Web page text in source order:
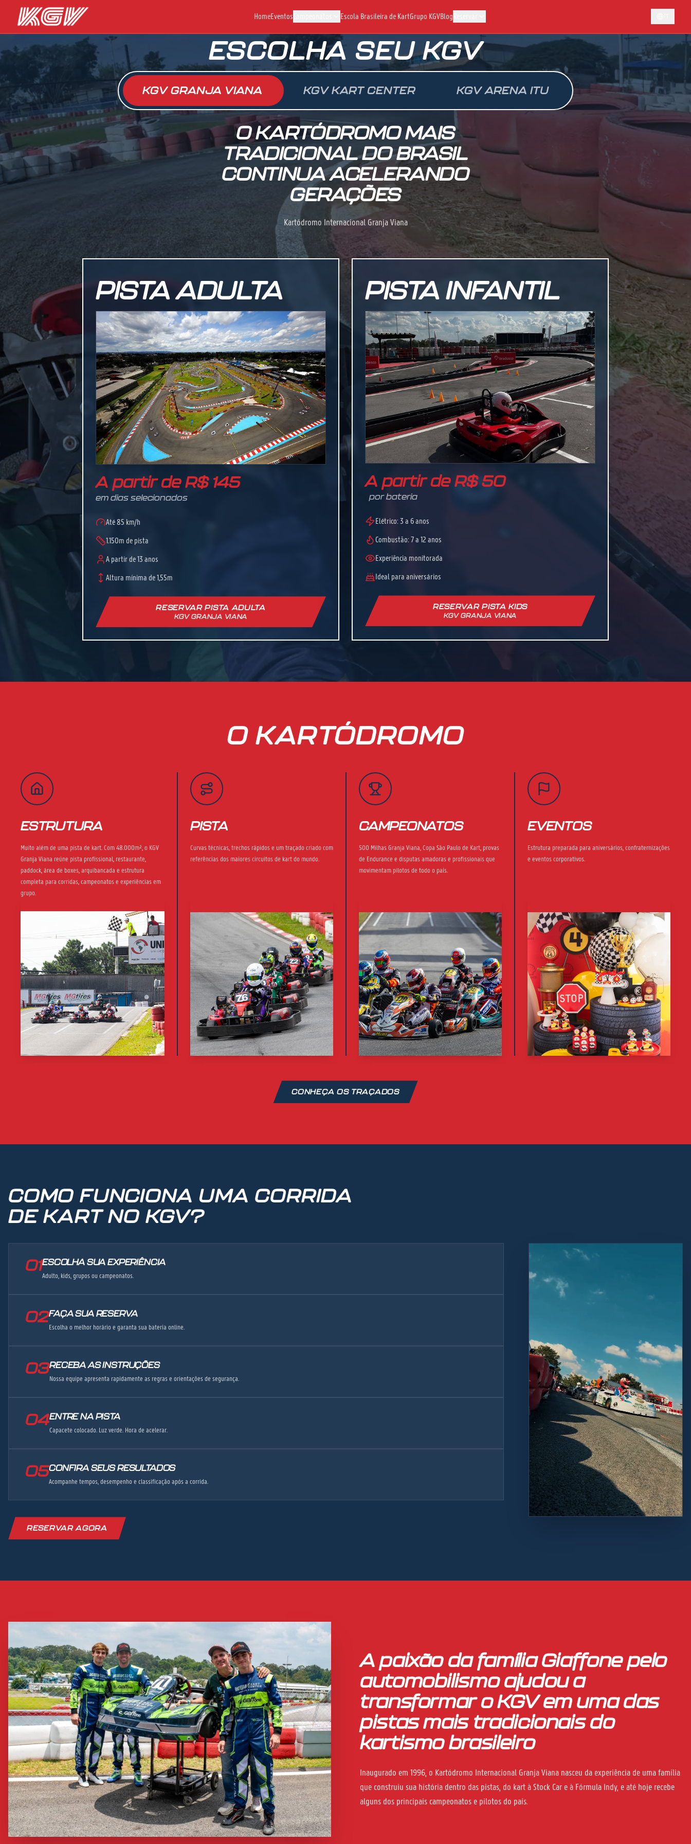
HomeEventos Escola Brasileira de KartGrupo KGVBlog
ESCOLHA SEU KGV
KGV GRANJA VIANA KGV KART CENTER KGV ARENA ITU
O KARTÓDROMO MAIS
TRADICIONAL DO BRASIL
CONTINUA ACELERANDO
GERAÇÕES
Kartódromo Internacional Granja Viana
PISTA ADULTA
A partir de R$ 145
em dias selecionados
Até 85 km/h
1.150m de pista
A partir de 13 anos
Altura mínima de 1,55m
RESERVAR PISTA ADULTA
KGV GRANJA VIANA
PISTA INFANTIL
A partir de R$ 50
por bateria
Elétrico: 3 a 6 anos
Combustão: 7 a 12 anos
Experiência monitorada
Ideal para aniversários
RESERVAR PISTA KIDS
KGV GRANJA VIANA
O KARTÓDROMO
ESTRUTURA
Muito além de uma pista de kart. Com 48.000m², o KGV
Granja Viana reúne pista profissional, restaurante,
paddock, área de boxes, arquibancada e estrutura
completa para corridas, campeonatos e experiências em
grupo.
PISTA
Curvas técnicas, trechos rápidos e um traçado criado com
referências dos maiores circuitos de kart do mundo.
CAMPEONATOS
500 Milhas Granja Viana, Copa São Paulo de Kart, provas
de Endurance e disputas amadoras e profissionais que
movimentam pilotos de todo o país.
EVENTOS
Estrutura preparada para aniversários, confraternizações
e eventos corporativos.
CONHEÇA OS TRAÇADOS
COMO FUNCIONA UMA CORRIDA
DE KART NO KGV?
01ESCOLHA SUA EXPERIÊNCIA
Adulto, kids, grupos ou campeonatos.
02FAÇA SUA RESERVA
Escolha o melhor horário e garanta sua bateria online.
03RECEBA AS INSTRUÇÕES
Nossa equipe apresenta rapidamente as regras e orientações de segurança.
04ENTRE NA PISTA
Capacete colocado. Luz verde. Hora de acelerar.
05CONFIRA SEUS RESULTADOS
Acompanhe tempos, desempenho e classificação após a corrida.
RESERVAR AGORA
A paixão da família Giaffone pelo
automobilismo ajudou a
transformar o KGV em uma das
pistas mais tradicionais do
kartismo brasileiro
Inaugurado em 1996, o Kartódromo Internacional Granja Viana nasceu da experiência de uma família
que construiu sua história dentro das pistas, do kart à Stock Car e à Fórmula Indy, e até hoje recebe
alguns dos principais campeonatos e pilotos do país.